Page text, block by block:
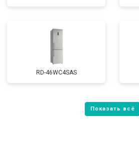
RD-46WC4SAS